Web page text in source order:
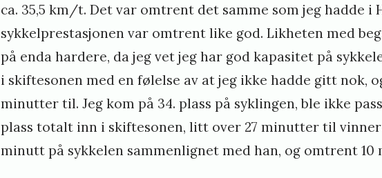
ca. 35,5 km/t. Det var omtrent det samme som jeg hadde i
sykkelprestasjonen var omtrent like god. Likheten med
på enda hardere, da jeg vet jeg har god kapasitet på
i skiftesonen med en følelse av at jeg ikke hadde gitt nok,
minutter til. Jeg kom på 34. plass på syklingen, ble ikke
plass totalt inn i skiftesonen, litt over 27 minutter til
minutt på sykkelen sammenlignet med han, og omtrent